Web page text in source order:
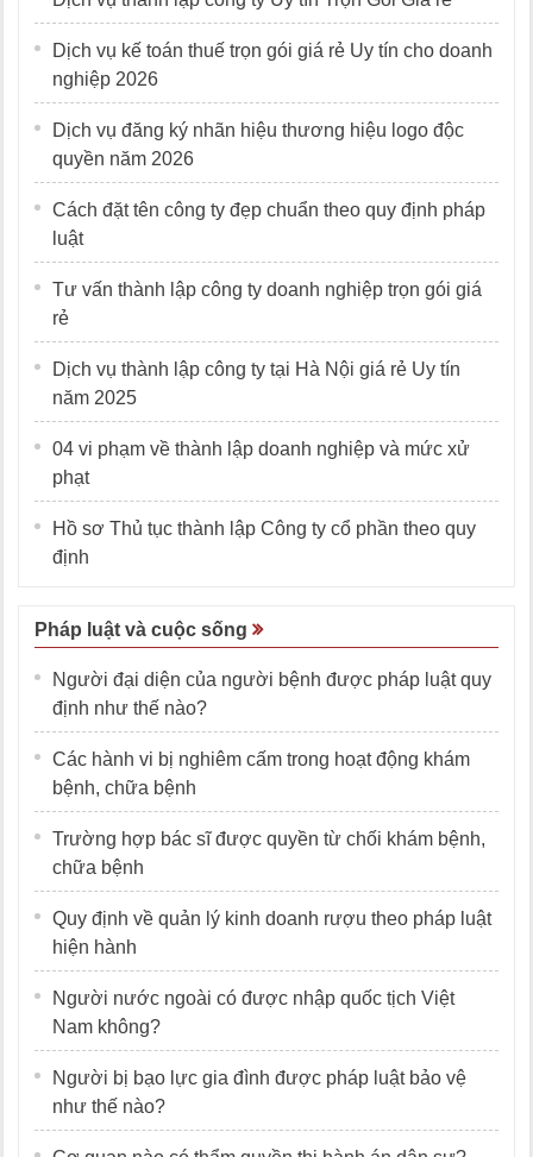
Dịch vụ kế toán thuế trọn gói giá rẻ Uy tín cho doanh
nghiệp 2026
Dịch vụ đăng ký nhãn hiệu thương hiệu logo độc
quyền năm 2026
Cách đặt tên công ty đẹp chuẩn theo quy định pháp
luật
Tư vấn thành lập công ty doanh nghiệp trọn gói giá
rẻ
Dịch vụ thành lập công ty tại Hà Nội giá rẻ Uy tín
năm 2025
04 vi phạm về thành lập doanh nghiệp và mức xử
phạt
Hồ sơ Thủ tục thành lập Công ty cổ phần theo quy
định
Pháp luật và cuộc sống
Người đại diện của người bệnh được pháp luật quy
định như thế nào?
Các hành vi bị nghiêm cấm trong hoạt động khám
bệnh, chữa bệnh
Trường hợp bác sĩ được quyền từ chối khám bệnh,
chữa bệnh
Quy định về quản lý kinh doanh rượu theo pháp luật
hiện hành
Người nước ngoài có được nhập quốc tịch Việt
Nam không?
Người bị bạo lực gia đình được pháp luật bảo vệ
như thế nào?